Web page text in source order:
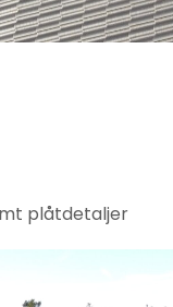
plåtdetaljer